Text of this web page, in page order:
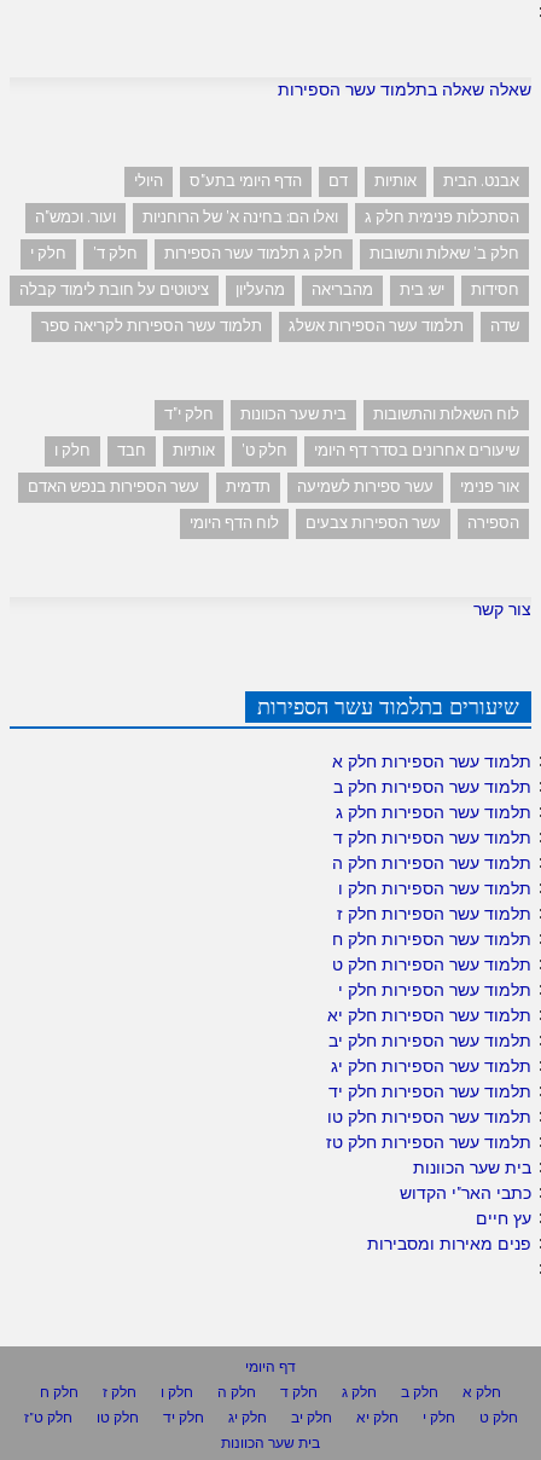
שאלה שאלה בתלמוד עשר הספירות
אבנט. הבית אותיות דם הדף היומי בתע"ס
היולי
הסתכלות פנימית חלק ג
ואלו הם: בחינה א' של הרוחניות
ועור. וכמש"ה
חלק ב' שאלות ותשובות
חלק ג תלמוד עשר הספירות חלק ד'
חלק י
חסידות
יש: בית מהבריאה מהעליון
ציטוטים על חובת לימוד קבלה
שדה
תלמוד עשר הספירות אשלג תלמוד עשר הספירות לקריאה ספר
לוח השאלות והתשובות בית שער הכוונות
חלק י"ד
שיעורים אחרונים בסדר דף היומי
חלק ט' אותיות חבד
חלק ו
אור פנימי
עשר ספירות לשמיעה תדמית
עשר הספירות בנפש האדם
הספירה
עשר הספירות צבעים לוח הדף היומי
צור קשר
שיעורים בתלמוד עשר הספירות
תלמוד עשר הספירות חלק א
תלמוד עשר הספירות חלק ב
תלמוד עשר הספירות חלק ג
תלמוד עשר הספירות חלק ד
תלמוד עשר הספירות חלק ה
תלמוד עשר הספירות חלק ו
תלמוד עשר הספירות חלק ז
תלמוד עשר הספירות חלק ח
תלמוד עשר הספירות חלק ט
תלמוד עשר הספירות חלק י
תלמוד עשר הספירות חלק יא
תלמוד עשר הספירות חלק יב
תלמוד עשר הספירות חלק יג
תלמוד עשר הספירות חלק יד
תלמוד עשר הספירות חלק טו
תלמוד עשר הספירות חלק טז
בית שער הכוונות
כתבי האר"י הקדוש
עץ חיים
פנים מאירות ומסבירות
דף היומי
חלק א
חלק ב חלק ג חלק ד חלק ה חלק ו חלק ז
חלק ח
חלק ט
חלק י חלק יא חלק יב חלק יג חלק יד חלק טו
חלק ט"ז
בית שער הכוונות